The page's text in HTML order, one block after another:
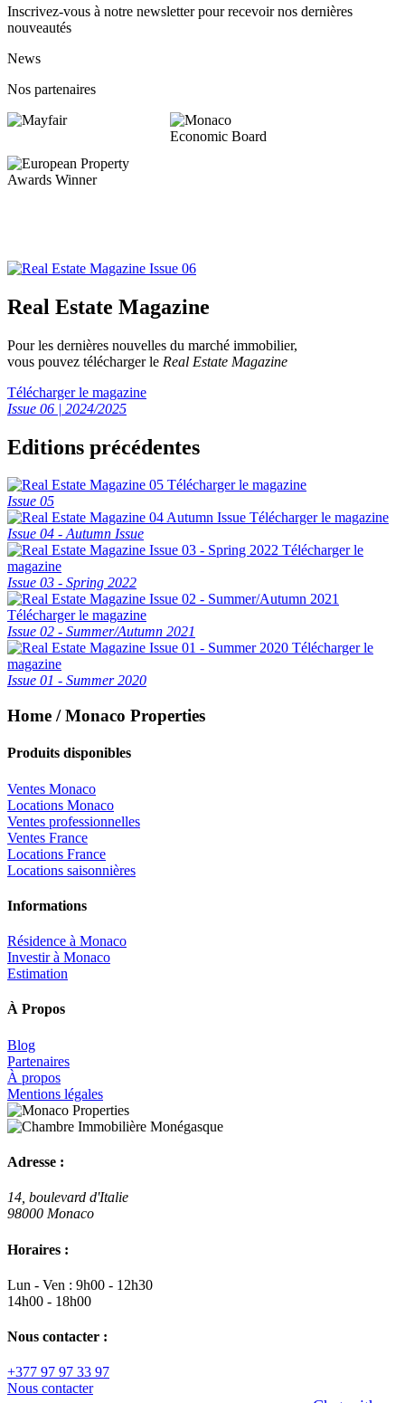
Inscrivez-vous à notre newsletter pour recevoir nos dernières
nouveautés
News
Nos partenaires
Real Estate Magazine
Pour les dernières nouvelles du marché immobilier,
vous pouvez télécharger le Real Estate Magazine
Télécharger le magazine
Issue 06 | 2024/2025
Editions précédentes
Télécharger le magazine
Issue 05
Télécharger le magazine
Issue 04 - Autumn Issue
Télécharger le
magazine
Issue 03 - Spring 2022
Télécharger le magazine
Issue 02 - Summer/Autumn 2021
Télécharger le
magazine
Issue 01 - Summer 2020
Home / Monaco Properties
Produits disponibles
Ventes Monaco
Locations Monaco
Ventes professionnelles
Ventes France
Locations France
Locations saisonnières
Informations
Résidence à Monaco
Investir à Monaco
Estimation
À Propos
Blog
Partenaires
À propos
Mentions légales
Adresse :
14, boulevard d'Italie
98000 Monaco
Horaires :
Lun - Ven : 9h00 - 12h30
14h00 - 18h00
Nous contacter :
+377 97 97 33 97
Nous contacter